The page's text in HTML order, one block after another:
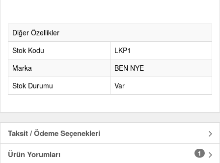
Diğer Özellikler
Stok Kodu
LKP1
Marka
BEN NYE
Stok Durumu
Var
Taksit / Ödeme Seçenekleri
Ürün Yorumları
1